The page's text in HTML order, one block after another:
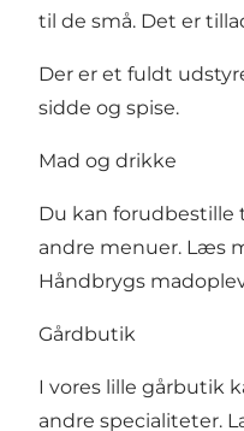
til de små. Det er
Der er et fuldt
sidde og spise.
Mad og drikke
Du kan forudbestille
andre menuer. Læs
Håndbrygs
Gårdbutik
I vores lille gårbutik
andre specialiteter.